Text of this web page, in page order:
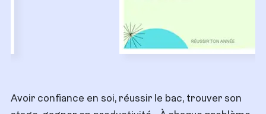
Avoir confiance en soi, réussir le bac, trouver son